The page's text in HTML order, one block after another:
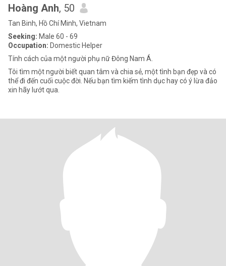
Hoàng Anh, 50
Tan Binh, Hồ Chí Minh, Vietnam
Seeking: Male 60 - 69
Occupation: Domestic Helper
Tính cách của một người phụ nữ Đông Nam Á.
Tôi tìm một người biết quan tâm và chia sẻ, một tình bạn đẹp và có
thể đi đến cuối cuộc đời. Nếu bạn tìm kiếm tình dục hay có ý lừa đảo
xin hãy lướt qua.